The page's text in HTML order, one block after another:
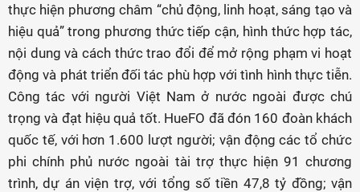
thực hiện phương châm “chủ động, linh hoạt, sáng tạo và
hiệu quả” trong phương thức tiếp cận, hình thức hợp tác,
nội dung và cách thức trao đổi để mở rộng phạm vi hoạt
động và phát triển đối tác phù hợp với tình hình thực tiễn.
Công tác với người Việt Nam ở nước ngoài được chú
trọng và đạt hiệu quả tốt. HueFO đã đón 160 đoàn khách
quốc tế, với hơn 1.600 lượt người; vận động các tổ chức
phi chính phủ nước ngoài tài trợ thực hiện 91 chương
trình, dự án viện trợ, với tổng số tiền 47,8 tỷ đồng; vận